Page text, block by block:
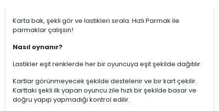
Karta bak, şekli gör ve lastikleri sırala. Hızlı Parmak ile
parmaklar çalışsın!
Nasıl oynanır?
Lastikler eşit renklerde her bir oyuncuya eşit şekilde dağıtılır.
Kartlar görünmeyecek şekilde destelenir ve bir kart çekilir.
Karttaki şekli ilk yapan oyuncu zile hızlı bir şekilde basar ve
doğru yapıp yapmadığı kontrol edilir.